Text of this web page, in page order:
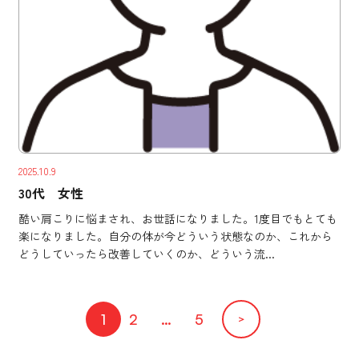
2025.10.9
30代 女性
酷い肩こりに悩まされ、お世話になりました。1度目でもとても
楽になりました。自分の体が今どういう状態なのか、これから
どうしていったら改善していくのか、どういう流...
1 2 … 5 ＞